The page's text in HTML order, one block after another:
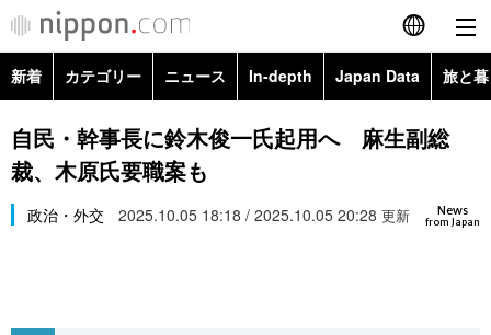
English
简体字
カテゴリー
新着 カテゴリー ニュース In-depth Japan Data 旅と
政治・外交
経済・ビジネス
Topics
自民・幹事長に鈴木俊一氏起用へ 麻生副総
裁、木原氏要職案も
News
from Japan
政治・外交 2025.10.05 18:18 / 2025.10.05 20:28 更新